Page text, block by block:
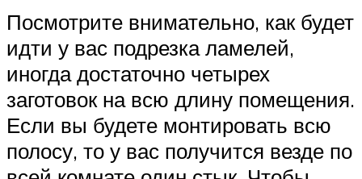
Посмотрите внимательно, как будет
идти у вас подрезка ламелей,
иногда достаточно четырех
заготовок на всю длину помещения.
Если вы будете монтировать всю
полосу, то у вас получится везде по